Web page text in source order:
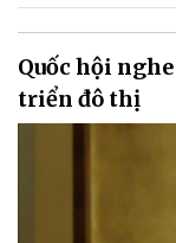
Quốc hội
triển đô thị